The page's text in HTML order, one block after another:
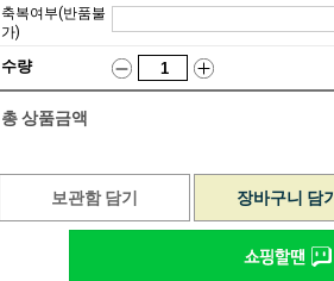
축복여부(반품불
가)
수량
총 상품금액
보관함 담기 장바구니 담기